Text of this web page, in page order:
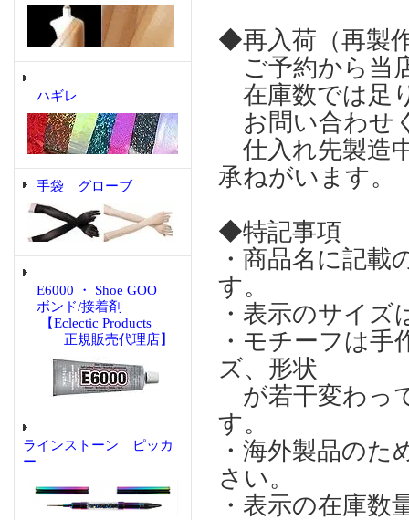
ハギレ
手袋 グローブ
E6000 ・ Shoe GOO
ボンド/接着剤
【Eclectic Products
正規販売代理店】
ラインストーン ピッカ
ー
◆再入荷（再
ご予約から当
在庫数では足
お問い合わせ
仕入れ先製造
承ねがいます。
◆特記事項
・商品名に記
す。
・表示のサイ
・モチーフは
ズ、形状
が若干変わっ
す。
・海外製品の
さい。
・表示の在庫